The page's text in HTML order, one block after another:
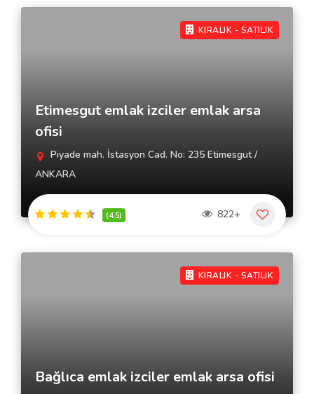
KIRALIK - SATILIK
Etimesgut emlak izciler emlak arsa
ofisi
Piyade mah. İstasyon Cad. No: 235 Etimesgut /
ANKARA
(4.5) 822+
KIRALIK - SATILIK
Bağlıca emlak izciler emlak arsa ofisi